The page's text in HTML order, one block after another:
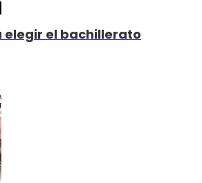
elegir el bachillerato